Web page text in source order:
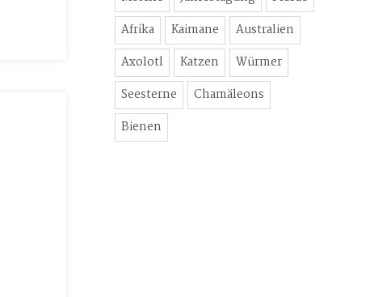
Afrika
Kaimane
Australien
Axolotl
Katzen
Würmer
Seesterne
Chamäleons
Bienen